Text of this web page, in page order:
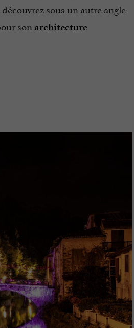
découvrez sous un autre angle
son architecture